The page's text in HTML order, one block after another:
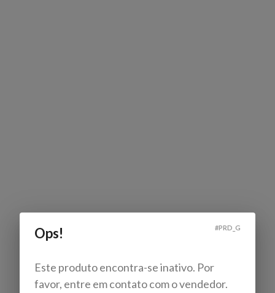
Ops! #PRD_G
Este produto encontra-se inativo. Por
favor, entre em contato com o vendedor.